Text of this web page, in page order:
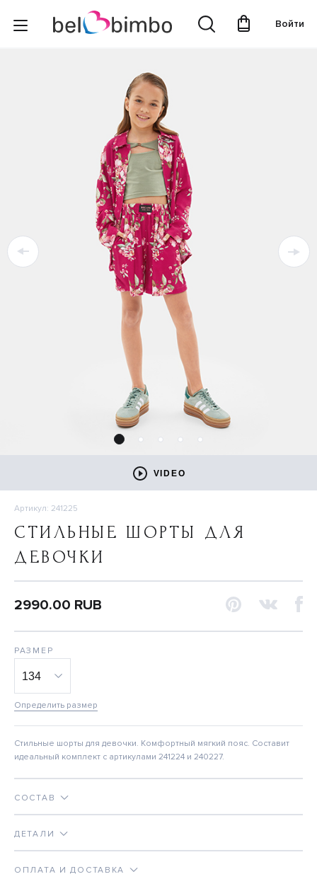
Войти
VIDEO
Артикул: 241225
СТИЛЬНЫЕ ШОРТЫ ДЛЯ
ДЕВОЧКИ
2990.00 RUB
РАЗМЕР
Определить размер
Стильные шорты для девочки. Комфортный мягкий пояс. Составит
идеальный комплект с артикулами 241224 и 240227.
СОСТАВ
ДЕТАЛИ
ОПЛАТА И ДОСТАВКА